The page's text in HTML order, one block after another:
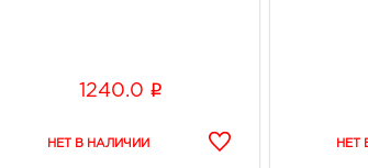
1240.0 i